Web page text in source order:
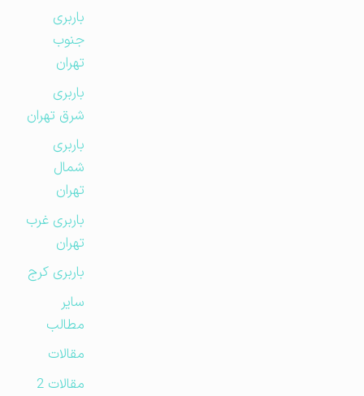
باربری
جنوب
تهران
باربری
شرق تهران
باربری
شمال
تهران
باربری غرب
تهران
باربری کرج
مطالب
مقالات
مقالات 2